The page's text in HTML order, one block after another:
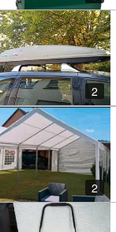
2
2